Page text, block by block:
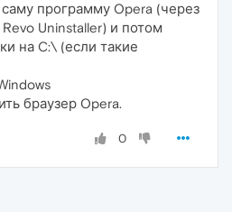
программу Opera (через
Uninstaller) и потом
на C:\ (если такие
браузер Opera.
0